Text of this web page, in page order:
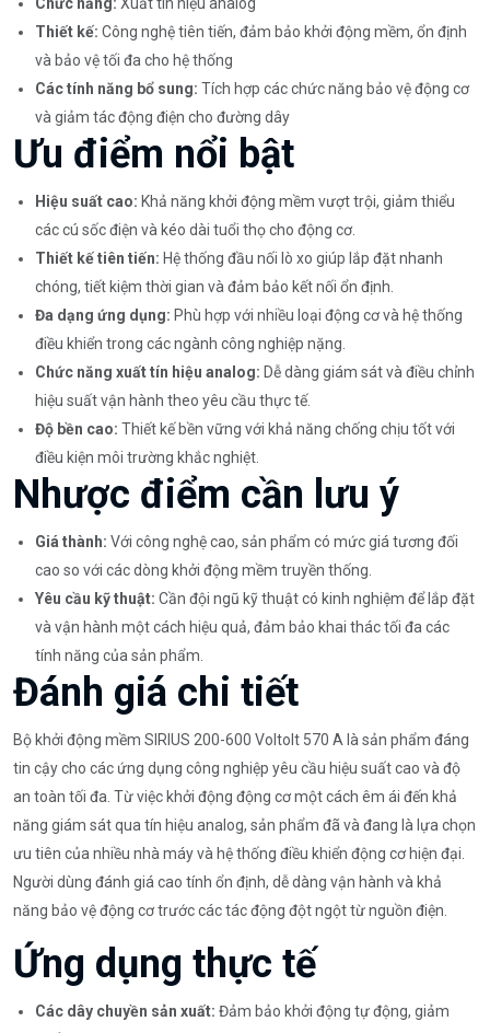
Thiết kế: Công nghệ tiên tiến, đảm bảo khởi động mềm, ổn định
và bảo vệ tối đa cho hệ thống
Các tính năng bổ sung: Tích hợp các chức năng bảo vệ động cơ
và giảm tác động điện cho đường dây
Ưu điểm nổi bật
Hiệu suất cao: Khả năng khởi động mềm vượt trội, giảm thiểu
các cú sốc điện và kéo dài tuổi thọ cho động cơ.
Thiết kế tiên tiến: Hệ thống đầu nối lò xo giúp lắp đặt nhanh
chóng, tiết kiệm thời gian và đảm bảo kết nối ổn định.
Đa dạng ứng dụng: Phù hợp với nhiều loại động cơ và hệ thống
điều khiển trong các ngành công nghiệp nặng.
Chức năng xuất tín hiệu analog: Dễ dàng giám sát và điều chỉnh
hiệu suất vận hành theo yêu cầu thực tế.
Độ bền cao: Thiết kế bền vững với khả năng chống chịu tốt với
điều kiện môi trường khắc nghiệt.
Nhược điểm cần lưu ý
Giá thành: Với công nghệ cao, sản phẩm có mức giá tương đối
cao so với các dòng khởi động mềm truyền thống.
Yêu cầu kỹ thuật: Cần đội ngũ kỹ thuật có kinh nghiệm để lắp đặt
và vận hành một cách hiệu quả, đảm bảo khai thác tối đa các
tính năng của sản phẩm.
Đánh giá chi tiết
Bộ khởi động mềm SIRIUS 200-600 Voltolt 570 A là sản phẩm đáng
tin cậy cho các ứng dụng công nghiệp yêu cầu hiệu suất cao và độ
an toàn tối đa. Từ việc khởi động động cơ một cách êm ái đến khả
năng giám sát qua tín hiệu analog, sản phẩm đã và đang là lựa chọn
ưu tiên của nhiều nhà máy và hệ thống điều khiển động cơ hiện đại.
Người dùng đánh giá cao tính ổn định, dễ dàng vận hành và khả
năng bảo vệ động cơ trước các tác động đột ngột từ nguồn điện.
Ứng dụng thực tế
Các dây chuyền sản xuất: Đảm bảo khởi động tự động, giảm